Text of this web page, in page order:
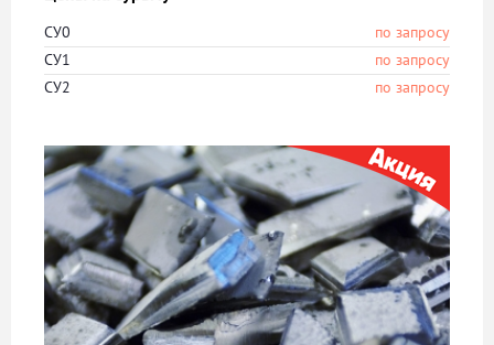
СУ0
по запросу
СУ1
по запросу
СУ2
по запросу